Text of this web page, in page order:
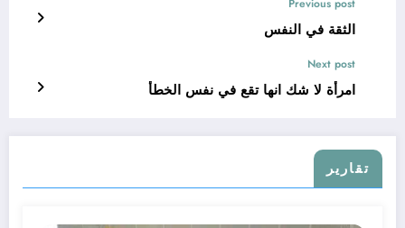
Previous post
الثقة في النفس
Next post
امرأة لا شك انها تقع في نفس الخطأ
تقارير